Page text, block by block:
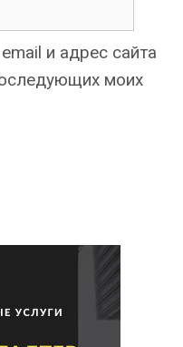
и адрес сайта
моих